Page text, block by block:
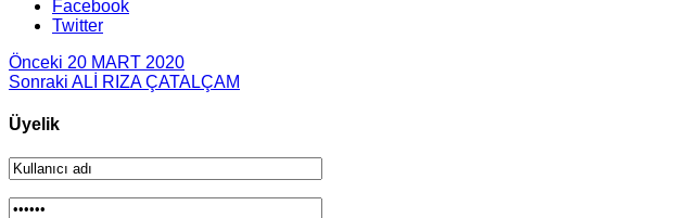
Facebook
Twitter
Önceki 20 MART 2020
Sonraki ALİ RIZA ÇATALÇAM
Üyelik